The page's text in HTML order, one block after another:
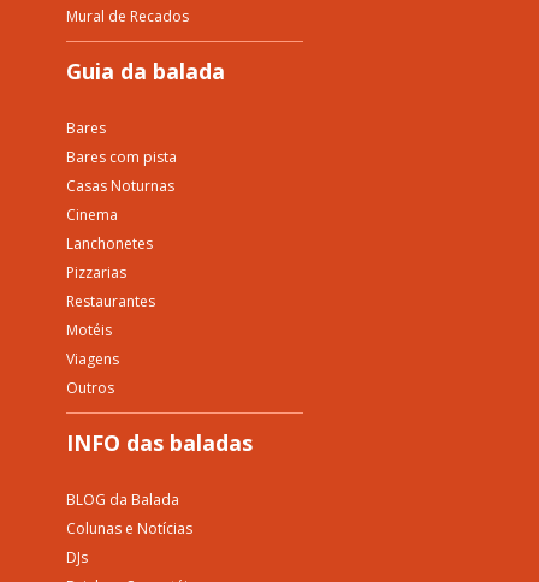
Mural de Recados
Guia da balada
Bares
Bares com pista
Casas Noturnas
Cinema
Lanchonetes
Pizzarias
Restaurantes
Motéis
Viagens
Outros
INFO das baladas
BLOG da Balada
Colunas e Notícias
DJs